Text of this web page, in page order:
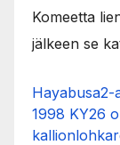
Komeetta
jälkeen se
Hayabusa2-
1998 KY26